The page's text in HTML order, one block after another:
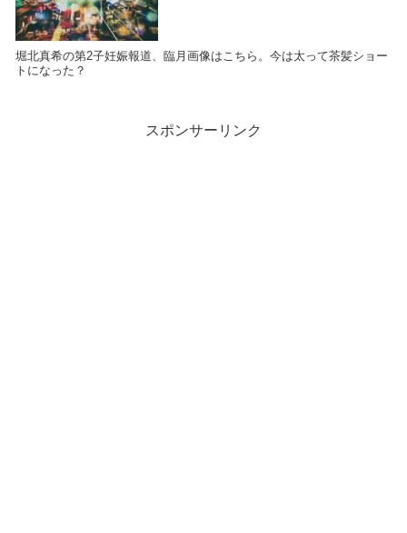
堀北真希の第2子妊娠報道、臨月画像はこちら。今は太って茶髪ショー
トになった？
スポンサーリンク